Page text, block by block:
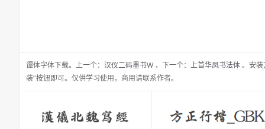
谭体字体下载。 上一个： 汉仪二码墨书W ， 下一个： 上首华凤书法体 。安装
装”按钮即可。仅供学习使用，商用请联系作者。